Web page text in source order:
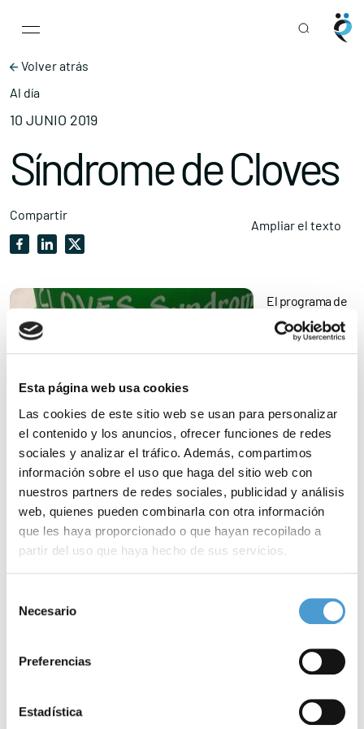
Esta página web usa cookies
Las cookies de este sitio web se usan para personalizar
el contenido y los anuncios, ofrecer funciones de redes
sociales y analizar el tráfico. Además, compartimos
información sobre el uso que haga del sitio web con
nuestros partners de redes sociales, publicidad y análisis
web, quienes pueden combinarla con otra información
que les haya proporcionado o que hayan recopilado a
partir del uso que haya hecho de sus servicios.
de cookies
Necesario
Preferencias
Estadística
Main Navigation
Volver atrás
Al día
10 JUNIO 2019
Síndrome de Cloves
Compartir
Ampliar el texto
El programa de
radio
‘Enfermedades
dirigido y
presentado por Antonio G. Armas, abordó el síndrome de Clovet
y la farmacogenética. En el programa participaron los doctores
Martínez-González y Sabater.
Reproductor
de
00:00